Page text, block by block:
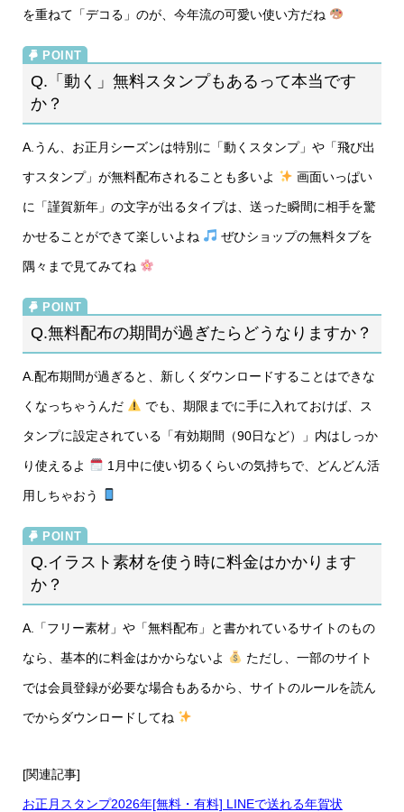
を重ねて「デコる」のが、今年流の可愛い使い方だね
Q.「動く」無料スタンプもあるって本当です
か？
A.うん、お正月シーズンは特別に「動くスタンプ」や「飛び出
すスタンプ」が無料配布されることも多いよ 画面いっぱい
に「謹賀新年」の文字が出るタイプは、送った瞬間に相手を驚
かせることができて楽しいよね ぜひショップの無料タブを
隅々まで見てみてね
Q.無料配布の期間が過ぎたらどうなりますか？
A.配布期間が過ぎると、新しくダウンロードすることはできな
くなっちゃうんだ でも、期限までに手に入れておけば、ス
タンプに設定されている「有効期間（90日など）」内はしっか
り使えるよ 1月中に使い切るくらいの気持ちで、どんどん活
用しちゃおう
Q.イラスト素材を使う時に料金はかかります
か？
A.「フリー素材」や「無料配布」と書かれているサイトのもの
なら、基本的に料金はかからないよ ただし、一部のサイト
では会員登録が必要な場合もあるから、サイトのルールを読ん
でからダウンロードしてね
[関連記事]
お正月スタンプ2026年[無料・有料] LINEで送れる年賀状